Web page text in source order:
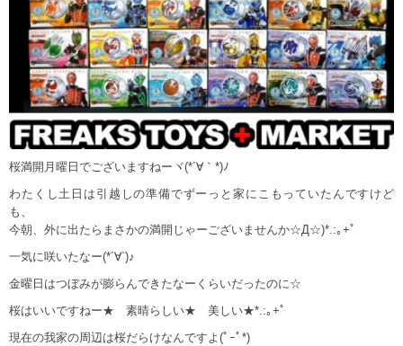
桜満開月曜日でございますねーヾ(*´∀｀*)ﾉ
わたくし土日は引越しの準備でずーっと家にこもっていたんですけど
も、
今朝、外に出たらまさかの満開じゃーございませんか☆Д☆)*.:｡+ﾟ
一気に咲いたなー(*´∀`)♪
金曜日はつぼみが膨らんできたなーくらいだったのに☆
桜はいいですねー★ 素晴らしい★ 美しい★*.:｡+ﾟ
現在の我家の周辺は桜だらけなんですよ(ﾟｰﾟ*)